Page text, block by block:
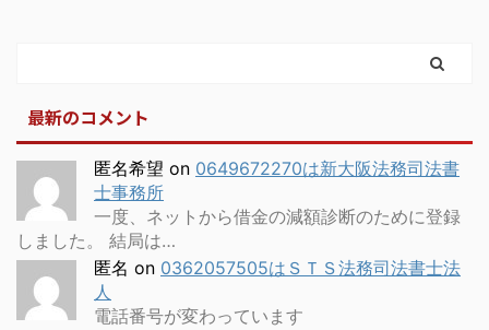
最新のコメント
匿名希望 on 0649672270は新大阪法務司法書
士事務所
一度、ネットから借金の減額診断のために登録
しました。 結局は…
匿名 on 0362057505はＳＴＳ法務司法書士法
人
電話番号が変わっています